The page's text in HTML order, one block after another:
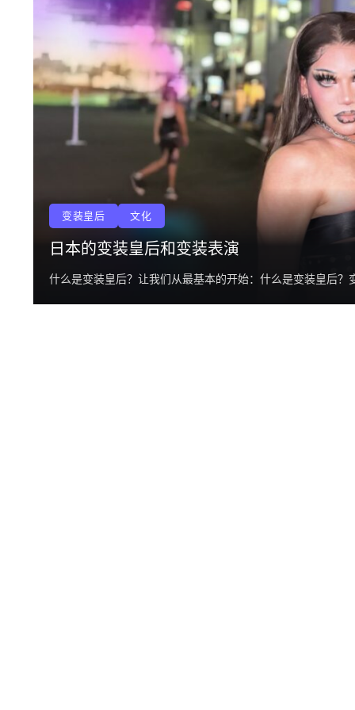
变装皇后 文化
日本的变装皇后和变装表演
什么是变装皇后？让我们从最基本的开始：什么是变装皇后？